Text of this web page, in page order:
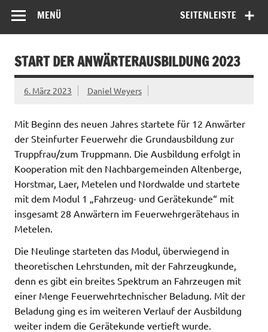
SEITENLEISTE
MENÜ
START DER ANWÄRTERAUSBILDUNG 2023
6. März 2023 Daniel Weyers
Mit Beginn des neuen Jahres startete für 12 Anwärter
der Steinfurter Feuerwehr die Grundausbildung zur
Truppfrau/zum Truppmann. Die Ausbildung erfolgt in
Kooperation mit den Nachbargemeinden Altenberge,
Horstmar, Laer, Metelen und Nordwalde und startete
mit dem Modul 1 „Fahrzeug- und Gerätekunde“ mit
insgesamt 28 Anwärtern im Feuerwehrgerätehaus in
Metelen.
Die Neulinge starteten das Modul, überwiegend in
theoretischen Lehrstunden, mit der Fahrzeugkunde,
denn es gibt ein breites Spektrum an Fahrzeugen mit
einer Menge Feuerwehrtechnischer Beladung. Mit der
Beladung ging es im weiteren Verlauf der Ausbildung
weiter indem die Gerätekunde vertieft wurde.